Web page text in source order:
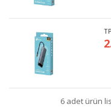
6 adet ürün